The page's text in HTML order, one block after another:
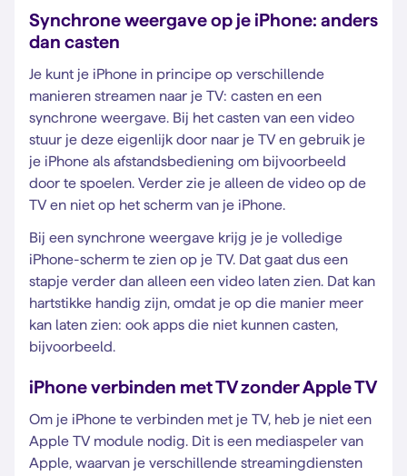
Synchrone weergave op je iPhone: anders
dan casten
Je kunt je iPhone in principe op verschillende
manieren streamen naar je TV: casten en een
synchrone weergave. Bij het casten van een video
stuur je deze eigenlijk door naar je TV en gebruik je
je iPhone als afstandsbediening om bijvoorbeeld
door te spoelen. Verder zie je alleen de video op de
TV en niet op het scherm van je iPhone.
Bij een synchrone weergave krijg je je volledige
iPhone-scherm te zien op je TV. Dat gaat dus een
stapje verder dan alleen een video laten zien. Dat kan
hartstikke handig zijn, omdat je op die manier meer
kan laten zien: ook apps die niet kunnen casten,
bijvoorbeeld.
iPhone verbinden met TV zonder Apple TV
Om je iPhone te verbinden met je TV, heb je niet een
Apple TV module nodig. Dit is een mediaspeler van
Apple, waarvan je verschillende streamingdiensten